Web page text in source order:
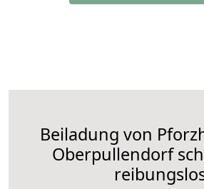
Beiladung von
Oberpullendorf